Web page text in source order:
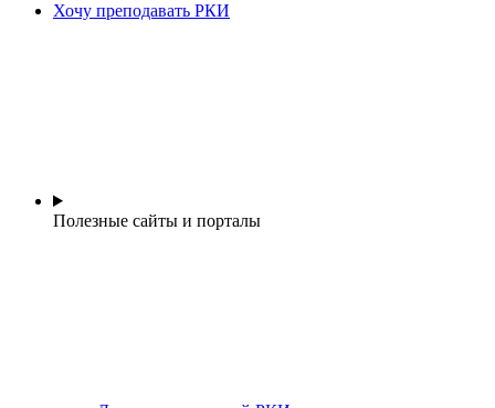
Хочу преподавать РКИ
Полезные сайты и порталы